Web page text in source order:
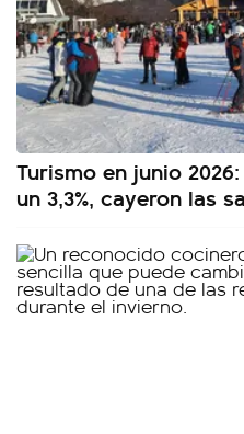
Turismo en junio
un 3,3%, cayeron las